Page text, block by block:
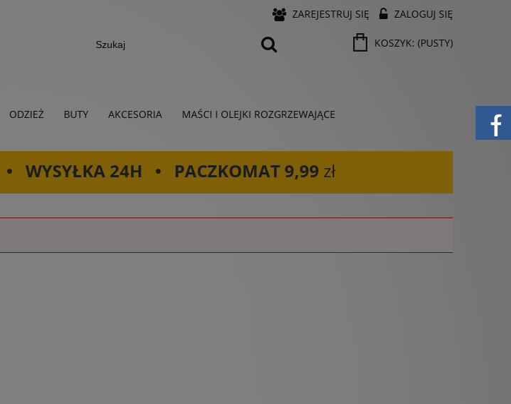
ZAREJESTRUJ SIĘ ZALOGUJ SIĘ
KOSZYK: (PUSTY)
ODZIEŻ BUTY AKCESORIA
MAŚCI I OLEJKI ROZGRZEWAJĄCE
WYSYŁKA 24H • PACZKOMAT 9,99 zł